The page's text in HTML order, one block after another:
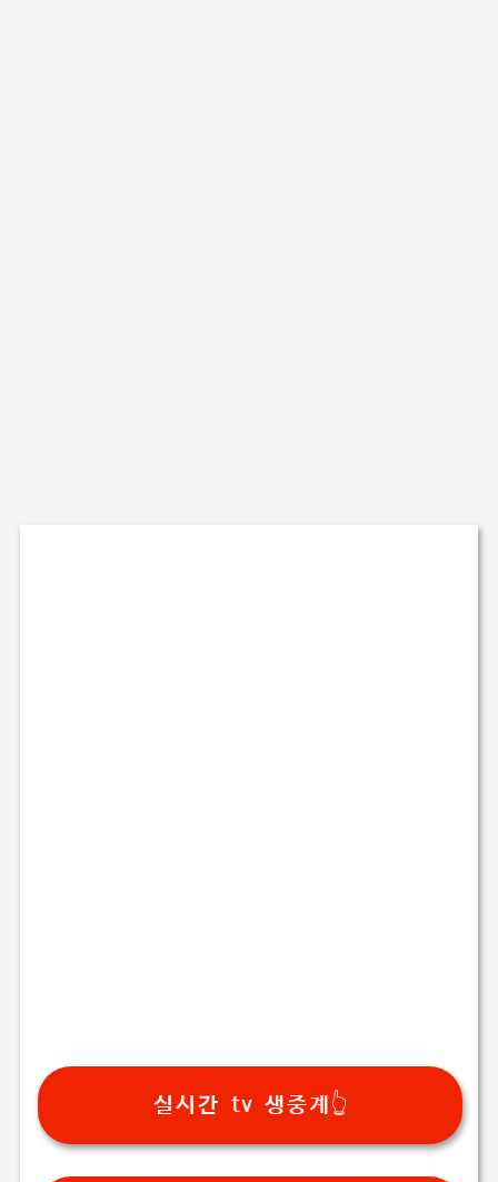
실시간 tv 생중계👆